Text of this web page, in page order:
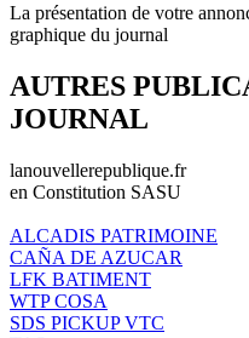
La présentation de votre
graphique du journal
AUTRES
JOURNAL
lanouvellerepublique.fr
en Constitution SASU
ALCADIS PATRIMOINE
CAÑA DE AZUCAR
LFK BATIMENT
WTP COSA
SDS PICKUP VTC